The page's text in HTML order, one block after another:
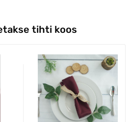
tihti koos